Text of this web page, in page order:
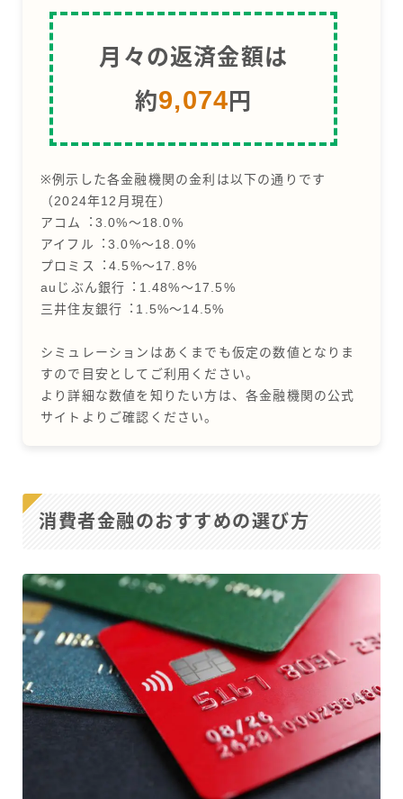
⽉々の返済⾦額は
約9,074 円
※例⽰した各⾦融機関の⾦利は以下の通りです
（2024年12⽉現在）
アコム︓3.0%〜18.0%
アイフル︓3.0%〜18.0%
プロミス︓4.5%〜17.8%
auじぶん銀⾏︓1.48%〜17.5%
三井住友銀⾏︓1.5%〜14.5%
シミュレーションはあくまでも仮定の数値となりま
すので⽬安としてご利⽤ください。
より詳細な数値を知りたい⽅は、各⾦融機関の公式
サイトよりご確認ください。
消費者金融のおすすめの選び方